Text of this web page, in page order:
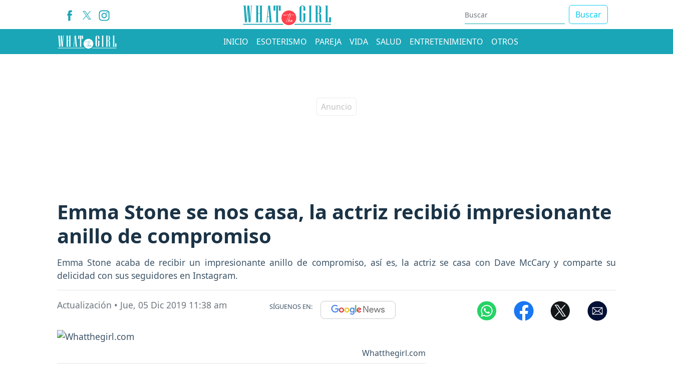
Buscar
INICIO ESOTERISMO PAREJA VIDA SALUD ENTRETENIMIENTO OTROS
Emma Stone se nos casa, la actriz recibió impresionante
anillo de compromiso
Emma Stone acaba de recibir un impresionante anillo de compromiso, así es, la actriz se casa con Dave McCary y comparte su
delicidad con sus seguidores en Instagram.
Actualización • Jue, 05 Dic 2019 11:38 am SÍGUENOS EN:
Whatthegirl.com